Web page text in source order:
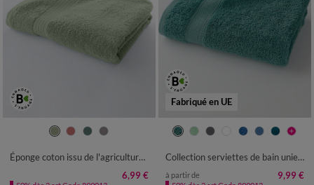
Éponge coton issu de l'agriculture biologique
6,99 €
Fabriqué en UE
Collection serviettes de bain unies - confort luxe 540g/m²
à partir de 9,99 €